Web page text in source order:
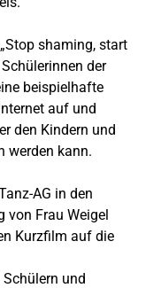
shaming, start
der
beispielhafte
auf und
den Kindern und
werden kann.
AG in den
von Frau Weigel
Kurzfilm auf die
und